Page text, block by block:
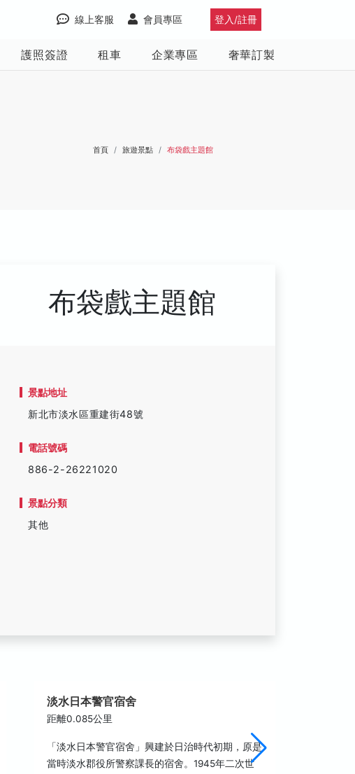
登入/註冊
會員專區
線上客服
護照簽證 租車 企業專區 奢華訂製
首頁 旅遊景點 布袋戲主題館
布袋戲主題館
景點地址
新北市淡水區重建街48號
電話號碼
886-2-26221020
景點分類
其他
淡水日本警官宿舍
距離0.085公里
「淡水日本警官宿舍」興建於日治時代初期，原是
當時淡水郡役所警察課長的宿舍。1945年二次世